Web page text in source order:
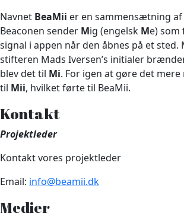
Navnet BeaMii er en sammensætning af
Beaconen sender Mig (engelsk Me)
signal i appen når den åbnes på et sted.
stifteren Mads Iversen’s initialer
blev det til Mi. For igen at gøre det
til Mii, hvilket førte til BeaMii.
Kontakt
Projektleder
Kontakt vores projektleder
Email: info@beamii.dk
Medier